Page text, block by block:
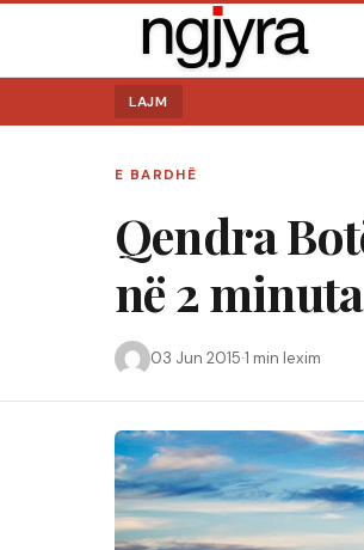
LAJM
E BARDHË
Qendra
në 2 minuta
03 Jun 2015·1 min lexim